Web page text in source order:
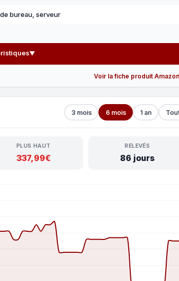
bureau, serveur
▼
Voir la fiche produit
3 mois 6 mois 1 an
PLUS HAUT
337,99€
RELEVÉS
86 jours